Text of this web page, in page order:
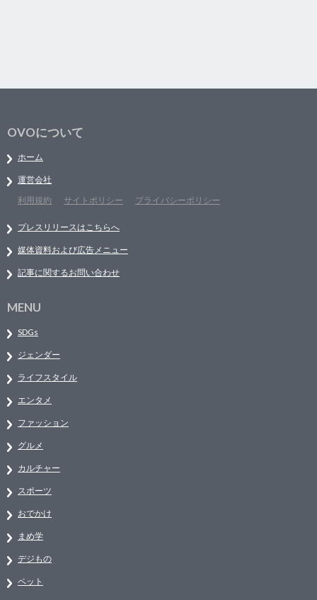
OVOについて
ホーム
運営会社
利用規約
サイトポリシー プライバシーポリシー
プレスリリースはこちらへ
媒体資料および広告メニュー
記事に関するお問い合わせ
MENU
SDGs
ジェンダー
ライフスタイル
エンタメ
ファッション
グルメ
カルチャー
スポーツ
おでかけ
まめ学
デジもの
ペット